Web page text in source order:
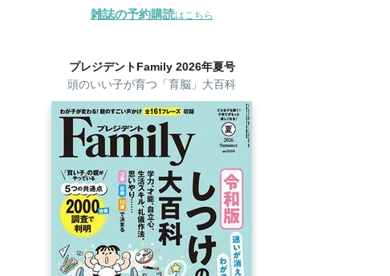
雑誌の予約購読はこちら
プレジデントFamily 2026年夏号
頭のいい子が育つ「育脳」大百科